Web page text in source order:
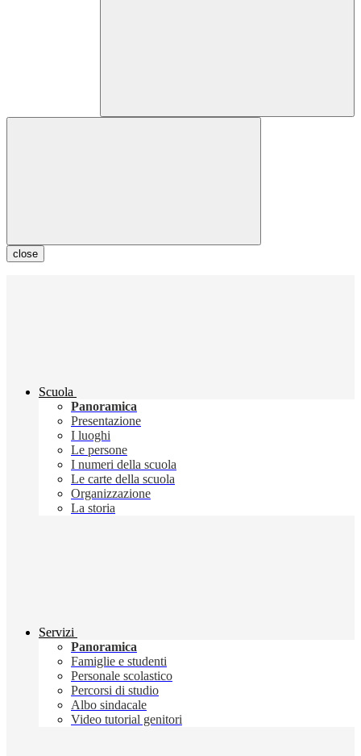
close
Scuola
Panoramica
Presentazione
I luoghi
Le persone
I numeri della scuola
Le carte della scuola
Organizzazione
La storia
Servizi
Panoramica
Famiglie e studenti
Personale scolastico
Percorsi di studio
Albo sindacale
Video tutorial genitori